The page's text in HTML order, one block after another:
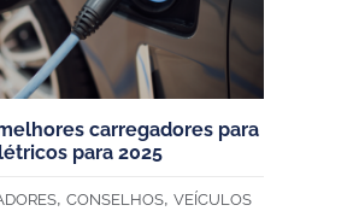
carregadores para
para 2025
, CONSELHOS, VEÍCULOS